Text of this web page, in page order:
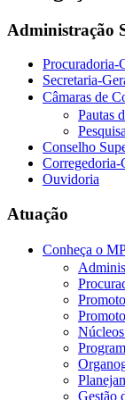
screen
help
navigate
interact
content.
Administração
Procuradoria-
Secretaria-
Câmaras de
Pautas
Conselho
Corregedoria-
Ouvidoria
Atuação
Conheça o
Gestão